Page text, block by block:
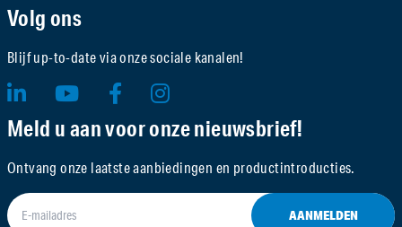
Volg ons
Blijf up-to-date via onze sociale kanalen!
Meld u aan voor onze nieuwsbrief!
Ontvang onze laatste aanbiedingen en productintroducties.
AANMELDEN